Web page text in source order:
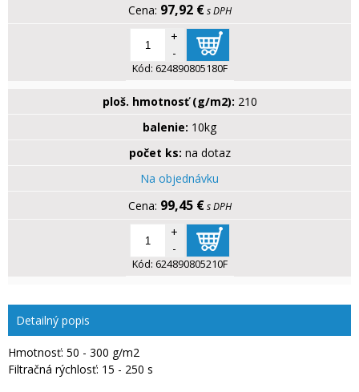
97,92 € s DPH
+
-
Kód: 624890805180F
ploš. hmotnosť (g/m2): 210
balenie: 10kg
počet ks: na dotaz
Na objednávku
99,45 € s DPH
+
-
Kód: 624890805210F
Detailný popis
Hmotnosť: 50 - 300 g/m2
Filtračná rýchlosť: 15 - 250 s